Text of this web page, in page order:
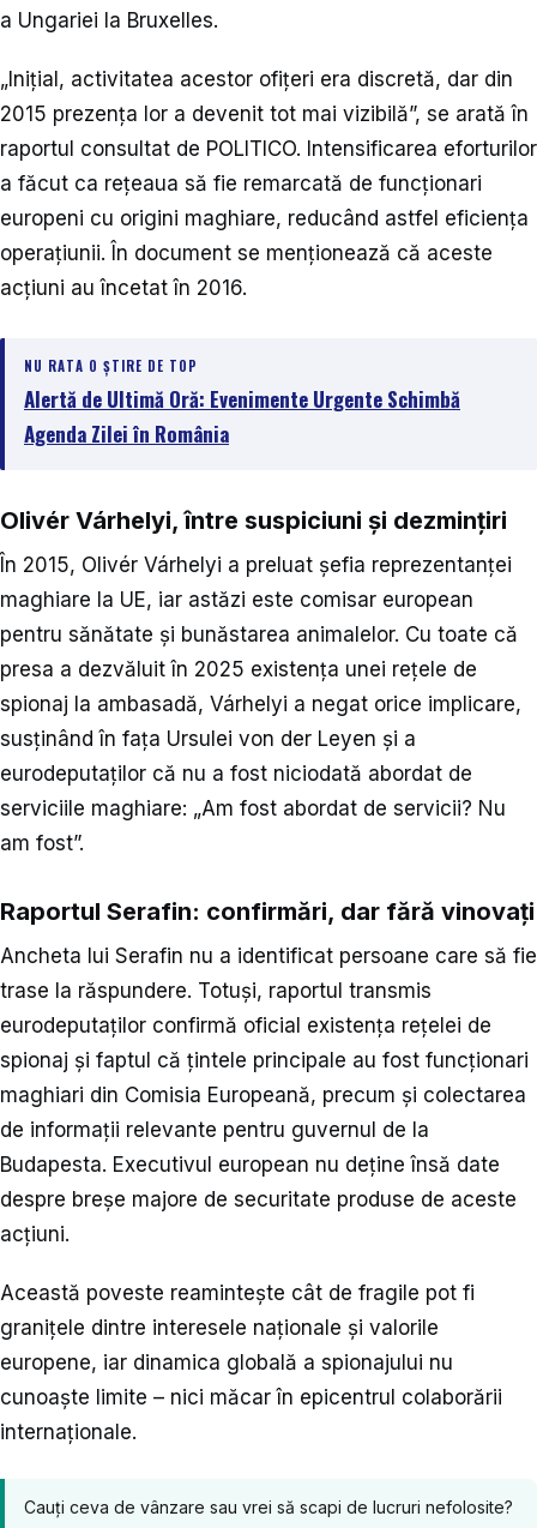
a Ungariei la Bruxelles.
„Inițial, activitatea acestor ofițeri era discretă, dar din
2015 prezența lor a devenit tot mai vizibilă”, se arată în
raportul consultat de POLITICO. Intensificarea eforturilor
a făcut ca rețeaua să fie remarcată de funcționari
europeni cu origini maghiare, reducând astfel eficiența
operațiunii. În document se menționează că aceste
acțiuni au încetat în 2016.
NU RATA O ȘTIRE DE TOP
Alertă de Ultimă Oră: Evenimente Urgente Schimbă
Agenda Zilei în România
Olivér Várhelyi, între suspiciuni și dezmințiri
În 2015, Olivér Várhelyi a preluat șefia reprezentanței
maghiare la UE, iar astăzi este comisar european
pentru sănătate și bunăstarea animalelor. Cu toate că
presa a dezvăluit în 2025 existența unei rețele de
spionaj la ambasadă, Várhelyi a negat orice implicare,
susținând în fața Ursulei von der Leyen și a
eurodeputaților că nu a fost niciodată abordat de
serviciile maghiare: „Am fost abordat de servicii? Nu
am fost”.
Raportul Serafin: confirmări, dar fără vinovați
Ancheta lui Serafin nu a identificat persoane care să fie
trase la răspundere. Totuși, raportul transmis
eurodeputaților confirmă oficial existența rețelei de
spionaj și faptul că țintele principale au fost funcționari
maghiari din Comisia Europeană, precum și colectarea
de informații relevante pentru guvernul de la
Budapesta. Executivul european nu deține însă date
despre breșe majore de securitate produse de aceste
acțiuni.
Această poveste reamintește cât de fragile pot fi
granițele dintre interesele naționale și valorile
europene, iar dinamica globală a spionajului nu
cunoaște limite – nici măcar în epicentrul colaborării
internaționale.
Cauți ceva de vânzare sau vrei să scapi de lucruri nefolosite?